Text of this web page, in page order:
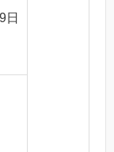
日